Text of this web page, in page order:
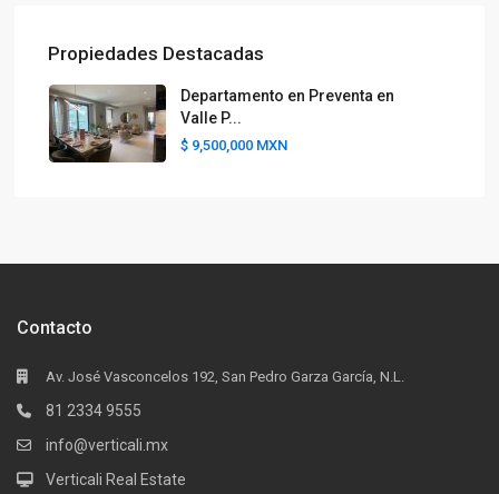
Propiedades Destacadas
Departamento en Preventa en
Valle P...
$ 9,500,000 MXN
Contacto
Av. José Vasconcelos 192, San Pedro Garza García, N.L.
81 2334 9555
info@verticali.mx
Verticali Real Estate